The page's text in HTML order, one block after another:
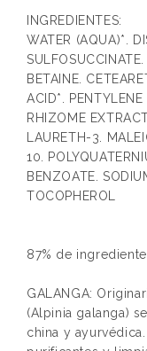
INGREDIENTES:
WATER (AQUA)*.
BETAINE.
ACID*.
RHIZOME
LAURETH-3.
10.
BENZOATE.
TOCOPHEROL
87% de
GALANGA:
(Alpinia galanga)
china y